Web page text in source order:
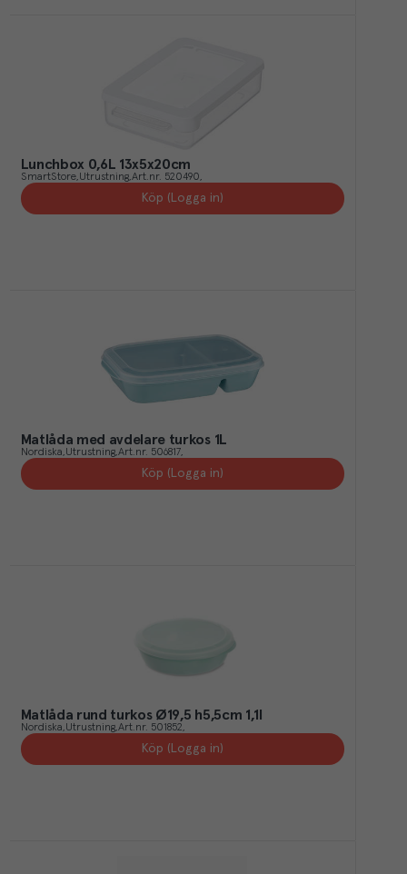
Lunchbox 0,6L 13x5x20cm
SmartStore Utrustning Art.nr. 520490
Köp (Logga in)
Matlåda med avdelare turkos 1L
Nordiska Utrustning Art.nr. 506817
Köp (Logga in)
Matlåda rund turkos Ø19,5 h5,5cm 1,1l
Nordiska Utrustning Art.nr. 501852
Köp (Logga in)